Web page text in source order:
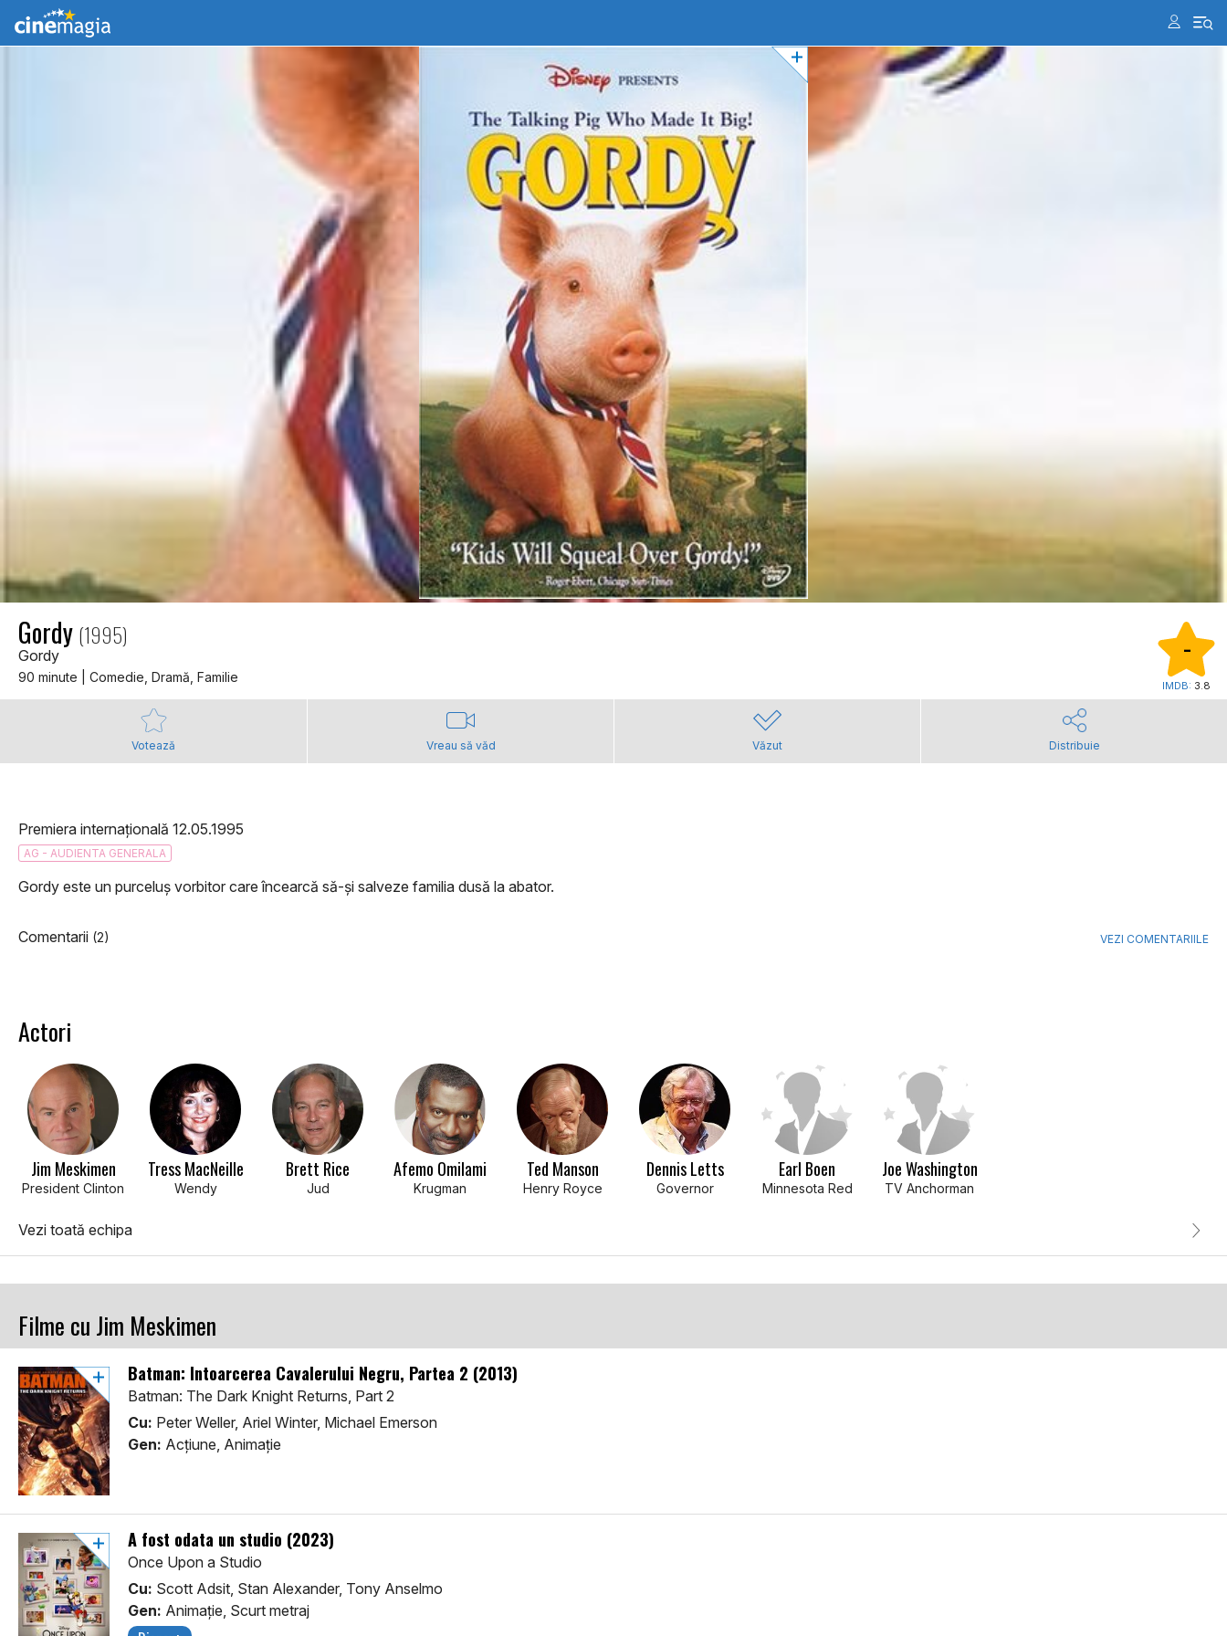
Gordy (1995)
Gordy
90 minute | Comedie, Dramă, Familie
-
IMDB: 3.8
Votează Vreau să văd Văzut Distribuie
Premiera internațională 12.05.1995
AG - AUDIENTA GENERALA
Gordy este un purceluș vorbitor care încearcă să-și salveze familia dusă la abator.
Comentarii (2) VEZI COMENTARIILE
Actori
Jim Meskimen
President Clinton
Tress MacNeille
Wendy
Brett Rice
Jud
Afemo Omilami
Krugman
Ted Manson
Henry Royce
Dennis Letts
Governor
Earl Boen
Minnesota Red
Joe Washington
TV Anchorman
Vezi toată echipa
Filme cu Jim Meskimen
Batman: Întoarcerea Cavalerului Negru, Partea 2 (2013)
Batman: The Dark Knight Returns, Part 2
Cu: Peter Weller, Ariel Winter, Michael Emerson
Gen: Acţiune, Animaţie
A fost odata un studio (2023)
Once Upon a Studio
Cu: Scott Adsit, Stan Alexander, Tony Anselmo
Gen: Animaţie, Scurt metraj